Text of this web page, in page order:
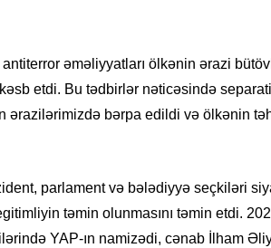
əməliyyatları ölkənin ərazi
etdi. Bu tədbirlər nəticəsində
ərazilərimizdə bərpa edildi və ölkənin
parlament və bələdiyyə seçkiləri
təmin olunmasını təmin etdi.
YAP-ın namizədi, cənab İlham